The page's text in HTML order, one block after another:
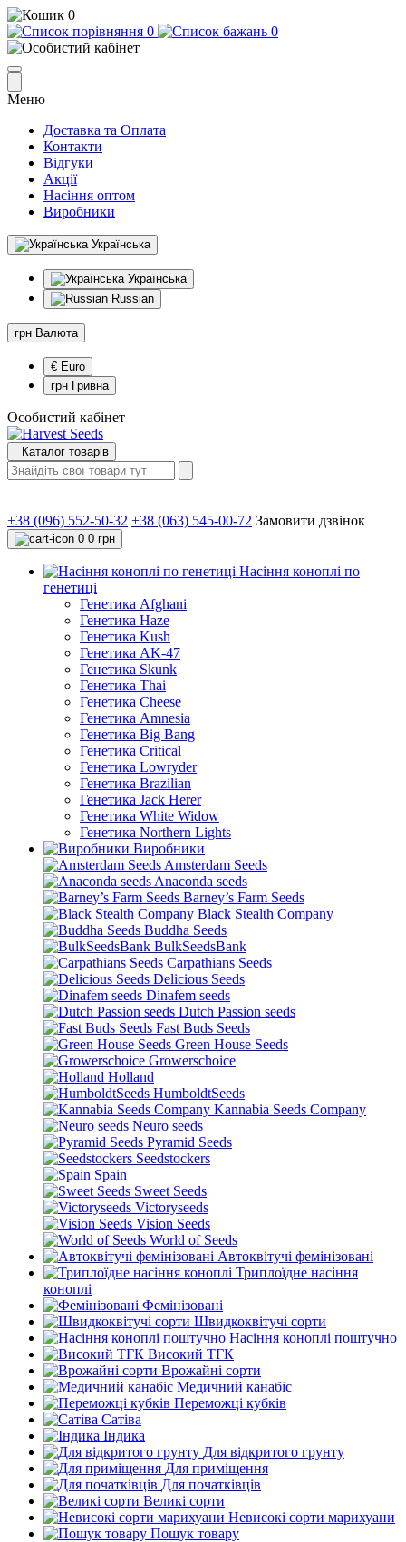
0
0
0
Меню
Доставка та Оплата
Контакти
Відгуки
Акції
Насіння оптом
Виробники
Українська
Українська
Russian
грн Валюта
€ Euro
грн Гривна
Особистий кабінет
Каталог товарів
+38 (096) 552-50-32 +38 (063) 545-00-72 Замовити дзвінок
0 0 грн
Насіння коноплі по
генетиці
Генетика Afghani
Генетика Haze
Генетика Kush
Генетика AK-47
Генетика Skunk
Генетика Thai
Генетика Cheese
Генетика Amnesia
Генетика Big Bang
Генетика Critical
Генетика Lowryder
Генетика Brazilian
Генетика Jack Herer
Генетика White Widow
Генетика Northern Lights
Виробники
Amsterdam Seeds
Anaconda seeds
Barney’s Farm Seeds
Black Stealth Company
Buddha Seeds
BulkSeedsBank
Carpathians Seeds
Delicious Seeds
Dinafem seeds
Dutch Passion seeds
Fast Buds Seeds
Green House Seeds
Growerschoice
Holland
HumboldtSeeds
Kannabia Seeds Company
Neuro seeds
Pyramid Seeds
Seedstockers
Spain
Sweet Seeds
Victoryseeds
Vision Seeds
World of Seeds
Автоквітучі фемінізовані
Триплоїдне насіння
коноплі
Фемінізовані
Швидкоквітучі сорти
Насіння коноплі поштучно
Високий ТГК
Врожайні сорти
Медичний канабіс
Переможці кубків
Сатіва
Індика
Для відкритого грунту
Для приміщення
Для початківців
Великі сорти
Невисокі сорти марихуани
Пошук товару